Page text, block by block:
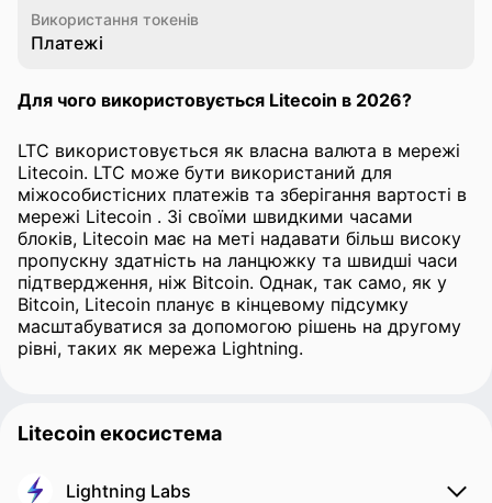
Використання токенів
Платежі
Для чого використовується Litecoin в 2026?
LTC використовується як власна валюта в мережі
Litecoin. LTC може бути використаний для
міжособистісних платежів та зберігання вартості в
мережі Litecoin . Зі своїми швидкими часами
блоків, Litecoin має на меті надавати більш високу
пропускну здатність на ланцюжку та швидші часи
підтвердження, ніж Bitcoin. Однак, так само, як у
Bitcoin, Litecoin планує в кінцевому підсумку
масштабуватися за допомогою рішень на другому
рівні, таких як мережа Lightning.
Litecoin екосистема
Lightning Labs